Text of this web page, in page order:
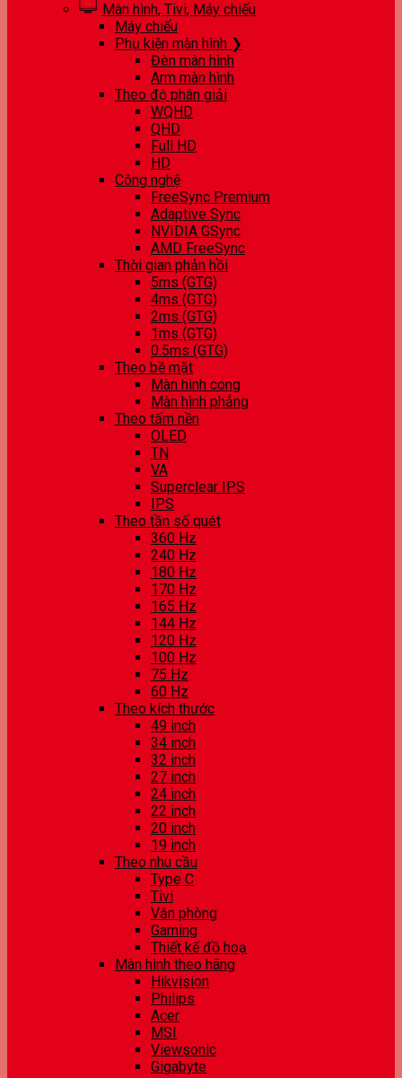
Màn hình, Tivi, Máy chiếu
Máy chiếu
Phụ kiện màn hình ❯
Đèn màn hình
Arm màn hình
Theo độ phân giải
WQHD
QHD
Full HD
HD
Công nghệ
FreeSync Premium
Adaptive Sync
NVIDIA GSync
AMD FreeSync
Thời gian phản hồi
5ms (GTG)
4ms (GTG)
2ms (GTG)
1ms (GTG)
0.5ms (GTG)
Theo bề mặt
Màn hình cong
Màn hình phẳng
Theo tấm nền
OLED
TN
VA
Superclear IPS
IPS
Theo tần số quét
360 Hz
240 Hz
180 Hz
170 Hz
165 Hz
144 Hz
120 Hz
100 Hz
75 Hz
60 Hz
Theo kích thước
49 inch
34 inch
32 inch
27 inch
24 inch
22 inch
20 inch
19 inch
Theo nhu cầu
Type C
Tivi
Văn phòng
Gaming
Thiết kế đồ hoạ
Màn hình theo hãng
Hikvision
Philips
Acer
MSI
Viewsonic
Gigabyte